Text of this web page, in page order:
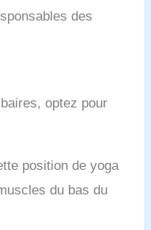
des
optez pour
position de yoga
du bas du